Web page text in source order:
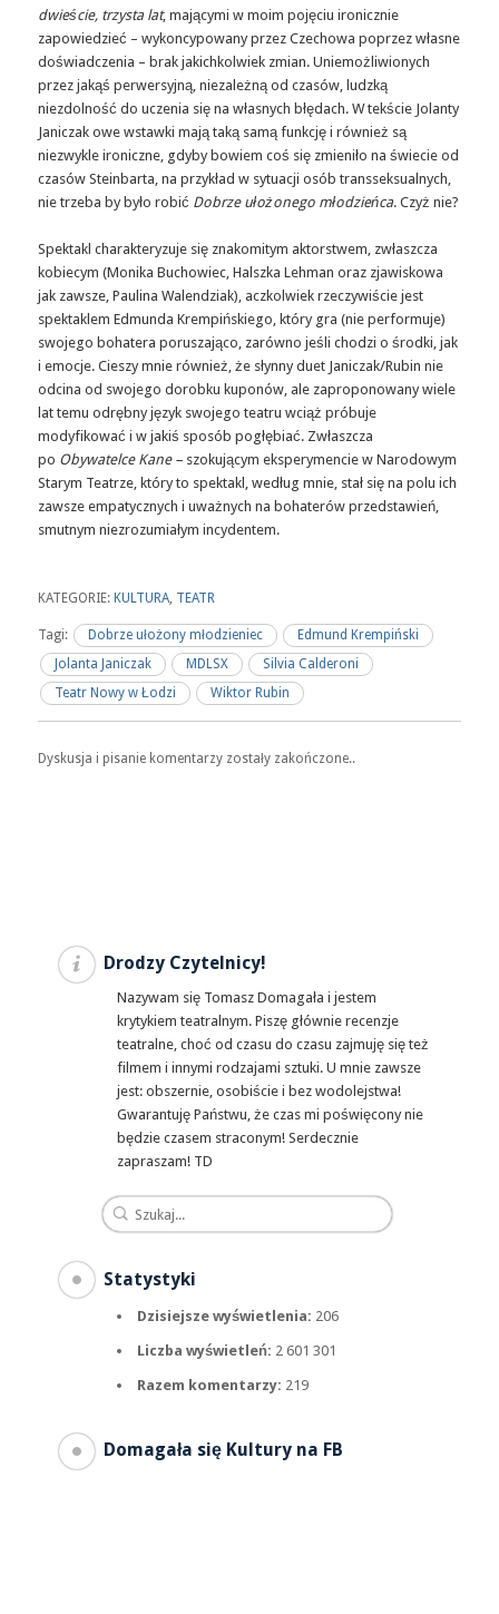
dwieście, trzysta lat, mającymi w moim pojęciu ironicznie
zapowiedzieć – wykoncypowany przez Czechowa poprzez własne
doświadczenia – brak jakichkolwiek zmian. Uniemożliwionych
przez jakąś perwersyjną, niezależną od czasów, ludzką
niezdolność do uczenia się na własnych błędach. W tekście Jolanty
Janiczak owe wstawki mają taką samą funkcję i również są
niezwykle ironiczne, gdyby bowiem coś się zmieniło na świecie od
czasów Steinbarta, na przykład w sytuacji osób transseksualnych,
nie trzeba by było robić Dobrze ułożonego młodzieńca. Czyż nie?
Spektakl charakteryzuje się znakomitym aktorstwem, zwłaszcza
kobiecym (Monika Buchowiec, Halszka Lehman oraz zjawiskowa
jak zawsze, Paulina Walendziak), aczkolwiek rzeczywiście jest
spektaklem Edmunda Krempińskiego, który gra (nie performuje)
swojego bohatera poruszająco, zarówno jeśli chodzi o środki, jak
i emocje. Cieszy mnie również, że słynny duet Janiczak/Rubin nie
odcina od swojego dorobku kuponów, ale zaproponowany wiele
lat temu odrębny język swojego teatru wciąż próbuje
modyfikować i w jakiś sposób pogłębiać. Zwłaszcza
po Obywatelce Kane –szokującym eksperymencie w Narodowym
Starym Teatrze, który to spektakl, według mnie, stał się na polu ich
zawsze empatycznych i uważnych na bohaterów przedstawień,
smutnym niezrozumiałym incydentem.
KATEGORIE: KULTURA, TEATR
Tagi: Dobrze ułożony młodzieniec
Edmund Krempiński
Jolanta Janiczak
MDLSX
Silvia Calderoni
Teatr Nowy w Łodzi
Wiktor Rubin
Dyskusja i pisanie komentarzy zostały zakończone..
Drodzy Czytelnicy!
Nazywam się Tomasz Domagała i jestem
krytykiem teatralnym. Piszę głównie recenzje
teatralne, choć od czasu do czasu zajmuję się też
filmem i innymi rodzajami sztuki. U mnie zawsze
jest: obszernie, osobiście i bez wodolejstwa!
Gwarantuję Państwu, że czas mi poświęcony nie
będzie czasem straconym! Serdecznie
zapraszam! TD
Statystyki
Dzisiejsze wyświetlenia: 206
Liczba wyświetleń: 2 601 301
Razem komentarzy: 219
Domagała się Kultury na FB